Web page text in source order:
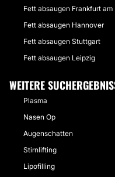
Fett absaugen Frankfurt am
Fett absaugen Hannover
Fett absaugen Stuttgart
Fett absaugen Leipzig
WEITERE
Plasma
Nasen Op
Augenschatten
Stirnlifting
Lipofilling